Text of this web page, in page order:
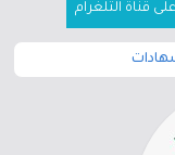
قناة التلغرام